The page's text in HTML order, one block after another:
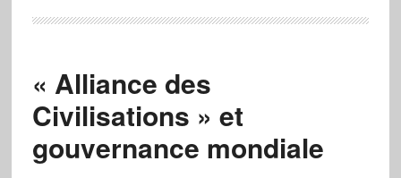
« Alliance des
Civilisations » et
gouvernance mondiale